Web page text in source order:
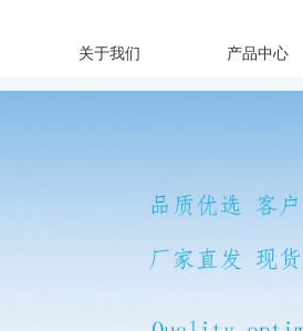
关于我们 产品中心